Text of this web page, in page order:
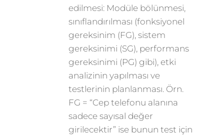
edilmesi: Modüle bölünmesi,
sınıflandırılması (fonksiyonel
gereksinim (FG), sistem
gereksinimi (SG), performans
gereksinimi (PG) gibi), etki
analizinin yapılması ve
testlerinin planlanması. Örn.
FG = “Cep telefonu alanına
sadece sayısal değer
girilecektir” ise bunun test için